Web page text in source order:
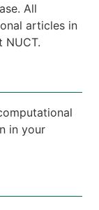
All
articles in
NUCT.
in your